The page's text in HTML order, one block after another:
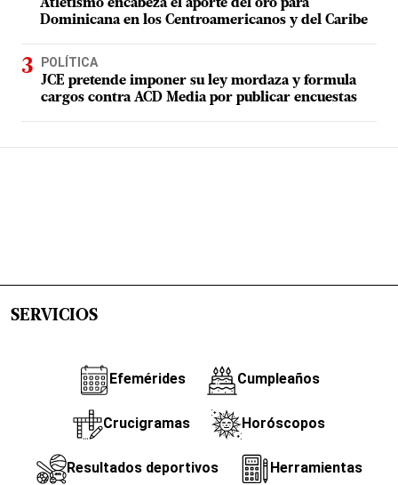
Atletismo encabeza el aporte del oro para
Dominicana en los Centroamericanos y del Caribe
POLÍTICA
JCE pretende imponer su ley mordaza y formula
cargos contra ACD Media por publicar encuestas
SERVICIOS
Efemérides Cumpleaños
Crucigramas Horóscopos
Resultados deportivos Herramientas